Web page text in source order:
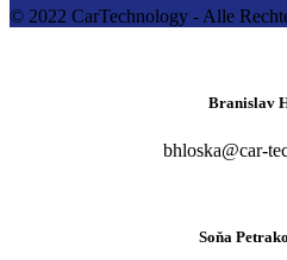
© 2022 CarTechnology - Alle
Branislav
bhloska@car-
Soňa